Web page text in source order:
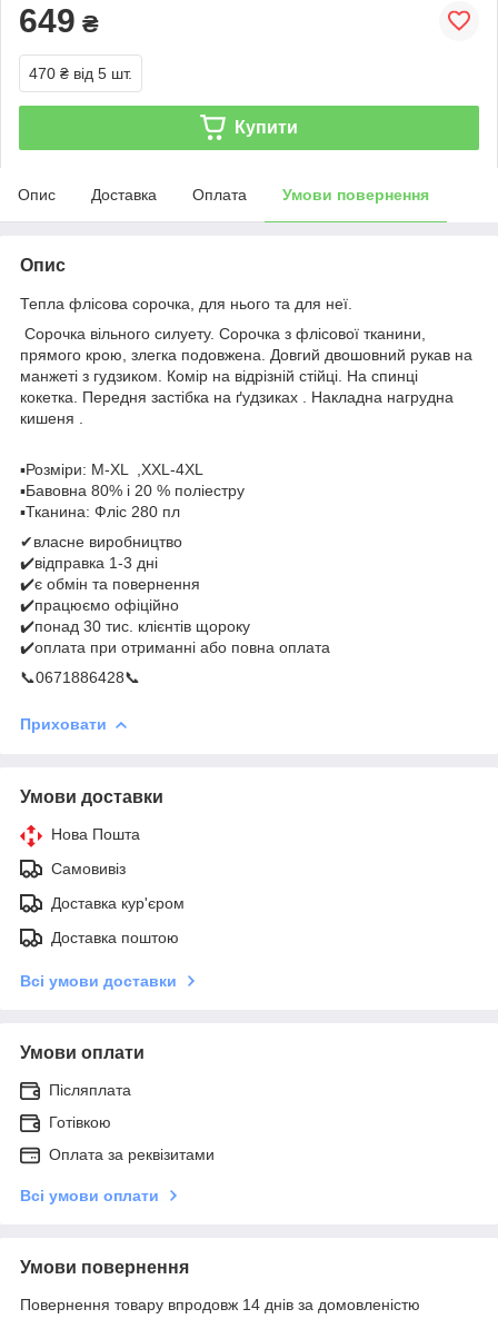
649 ₴
470 ₴ від 5 шт.
Купити
Опис Доставка Оплата Умови повернення
Опис
Тепла флісова сорочка, для нього та для неї.
Сорочка вільного силуету. Сорочка з флісової тканини,
прямого крою, злегка подовжена. Довгий двошовний рукав на
манжеті з гудзиком. Комір на відрізній стійці. На спинці
кокетка. Передня застібка на ґудзиках . Накладна нагрудна
кишеня .
▪️Розміри: M-XL ,XXL-4XL
▪️Бавовна 80% і 20 % поліестру
▪️Тканина: Фліс 280 пл
✔власне ️виробництво
✔️відправка 1-3 дні
✔️є обмін та повернення
✔️працюємо офіційно
✔️понад 30 тис. клієнтів щороку
✔️оплата при отриманні або повна оплата
📞0671886428📞
Приховати
Умови доставки
Нова Пошта
Самовивіз
Доставка кур'єром
Доставка поштою
Всі умови доставки
Умови оплати
Післяплата
Готівкою
Оплата за реквізитами
Всі умови оплати
Умови повернення
Повернення товару впродовж 14 днів за домовленістю